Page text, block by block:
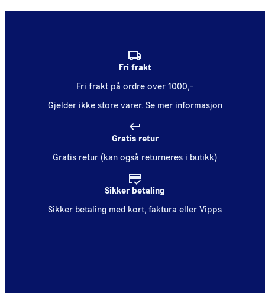
Fri frakt
Fri frakt på ordre over 1000,-
Gjelder ikke store varer. Se mer informasjon
Gratis retur
Gratis retur (kan også returneres i butikk)
Sikker betaling
Sikker betaling med kort, faktura eller Vipps